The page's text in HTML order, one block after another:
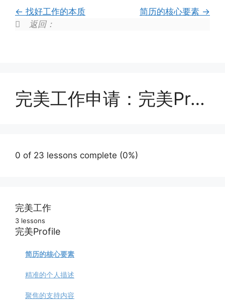
找好工作的本质
简历的核心要素
返回：
完美工作申请：完美Profile+完美Proposal
0 of 23 lessons complete (0%)
完美工作
每个人都应该懂
错误的申请策略
找好工作的本质
3 lessons
完美Profile
简历的核心要素
精准的个人描述
聚焦的支持内容